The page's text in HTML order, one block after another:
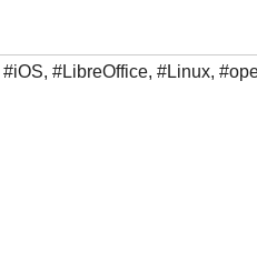
#iOS, #LibreOffice, #Linux,